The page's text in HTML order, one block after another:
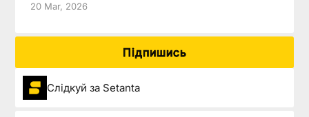
20 Mar, 2026
Підпишись
Слідкуй за Setanta